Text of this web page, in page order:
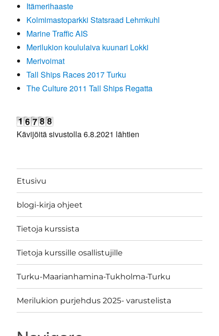
Itämerihaaste
Kolmimastoparkki Statsraad Lehmkuhl
Marine Traffic AIS
Merilukion koululaiva kuunari Lokki
Merivoimat
Tall Ships Races 2017 Turku
The Culture 2011 Tall Ships Regatta
Kävijöitä sivustolla 6.8.2021 lähtien
Etusivu
blogi-kirja ohjeet
Tietoja kurssista
Tietoja kurssille osallistujille
Turku-Maarianhamina-Tukholma-Turku
Merilukion purjehdus 2025- varustelista